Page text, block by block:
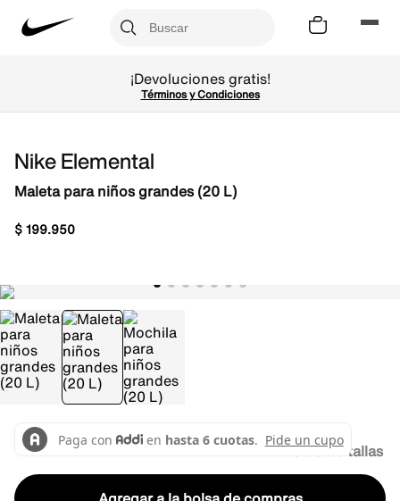
¡Devoluciones gratis!
Términos y Condiciones
Nike Elemental
Maleta para niños grandes (20 L)
$199.950
Guía de tallas